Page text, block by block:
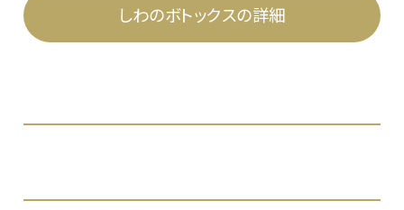
しわのボトックスの詳細